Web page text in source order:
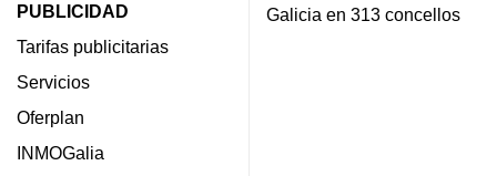
PUBLICIDAD
Tarifas publicitarias
Servicios
Oferplan
INMOGalia
Galicia en 313 concellos